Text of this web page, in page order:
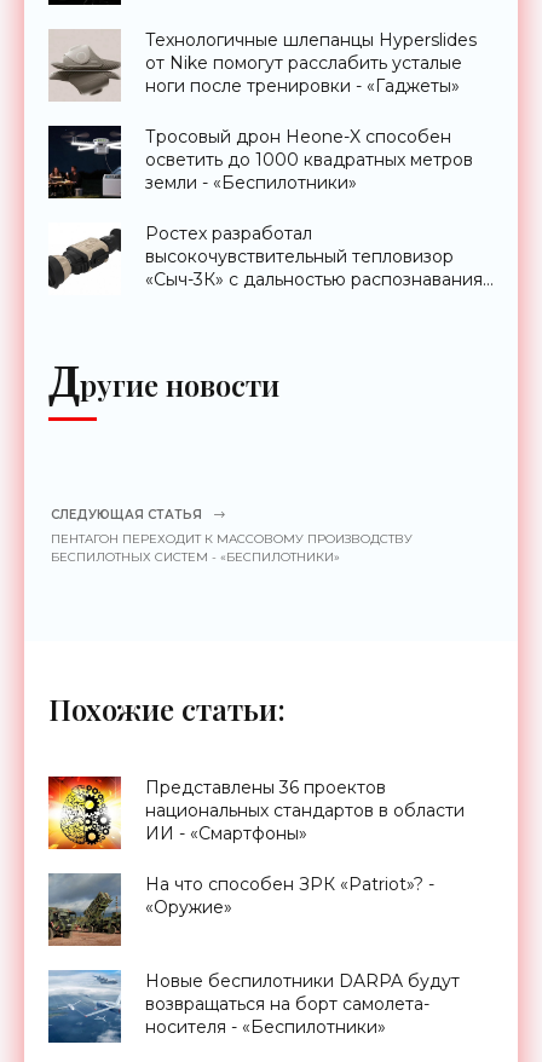
Технологичные шлепанцы Hyperslides
от Nike помогут расслабить усталые
ноги после тренировки - «Гаджеты»
Тросовый дрон Heone-X способен
осветить до 1000 квадратных метров
земли - «Беспилотники»
Ростех разработал
высокочувствительный тепловизор
«Сыч-3К» с дальностью распознавания
Другие новости
СЛЕДУЮЩАЯ СТАТЬЯ
ПЕНТАГОН ПЕРЕХОДИТ К МАССОВОМУ ПРОИЗВОДСТВУ
БЕСПИЛОТНЫХ СИСТЕМ - «БЕСПИЛОТНИКИ»
Похожие статьи:
Представлены 36 проектов
национальных стандартов в области
ИИ - «Смартфоны»
На что способен ЗРК «Patriot»? -
«Оружие»
Новые беспилотники DARPA будут
возвращаться на борт самолета-
носителя - «Беспилотники»